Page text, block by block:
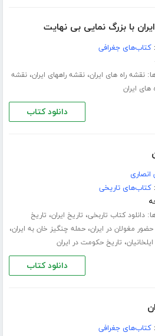
با بزرگ نمایی بی نهایت
کتاب‌های جغرافی
نقشه راه های ایران،نقشه راههای ایران،نقشه
های ایران
دانلود کتاب
انصاری
کتاب‌های تاریخی
دانلود کتاب تاربخی، تاریخ ایران، تاریخ
حضور مغولان در ایران،حمله چنگیز خان به ایران،
، تاریخ حکومت در ایران
دانلود کتاب
کتاب‌های جغرافی